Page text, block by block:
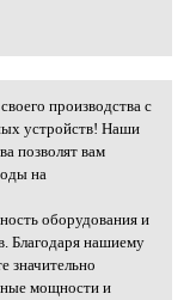
своего
производства с
устройств! Наши
позволят вам
на
оборудования и
Благодаря нашиему
значительно
мощности и